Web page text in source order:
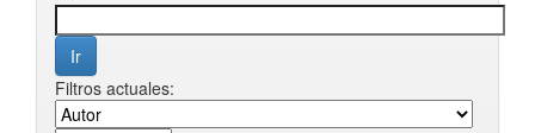
Filtros actuales: